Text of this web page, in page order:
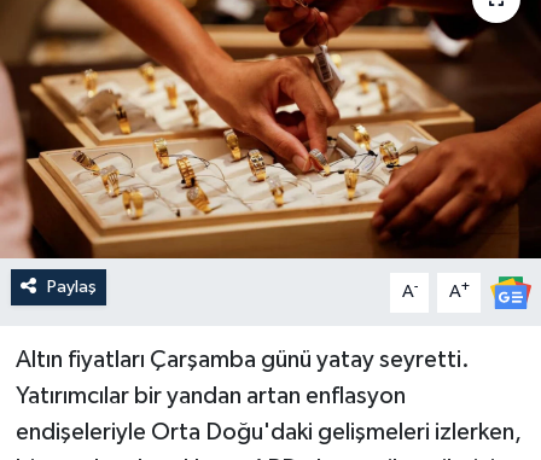
Paylaş A- A+
Altın fiyatları Çarşamba günü yatay seyretti.
Yatırımcılar bir yandan artan enflasyon
endişeleriyle Orta Doğu'daki gelişmeleri izlerken,